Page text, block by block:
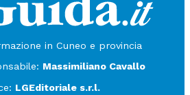
in Cuneo e provincia
Massimiliano Cavallo
LGEditoriale s.r.l.